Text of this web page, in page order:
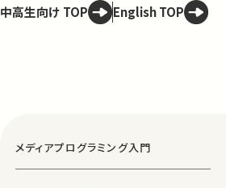
中高生向け TOP English TOP
メディアプログラミング入門